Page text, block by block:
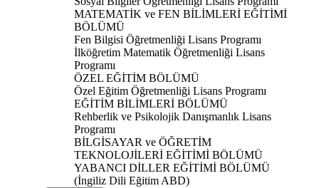
MATEMATİK ve FEN BİLİMLERİ EĞİTİMİ
BÖLÜMÜ
Fen Bilgisi Öğretmenliği Lisans Programı
İlköğretim Matematik Öğretmenliği Lisans
Programı
ÖZEL EĞİTİM BÖLÜMÜ
Özel Eğitim Öğretmenliği Lisans Programı
EĞİTİM BİLİMLERİ BÖLÜMÜ
Rehberlik ve Psikolojik Danışmanlık Lisans
Programı
BİLGİSAYAR ve ÖĞRETİM
TEKNOLOJİLERİ EĞİTİMİ BÖLÜMÜ
YABANCI DİLLER EĞİTİMİ BÖLÜMÜ
(İngiliz Dili Eğitim ABD)